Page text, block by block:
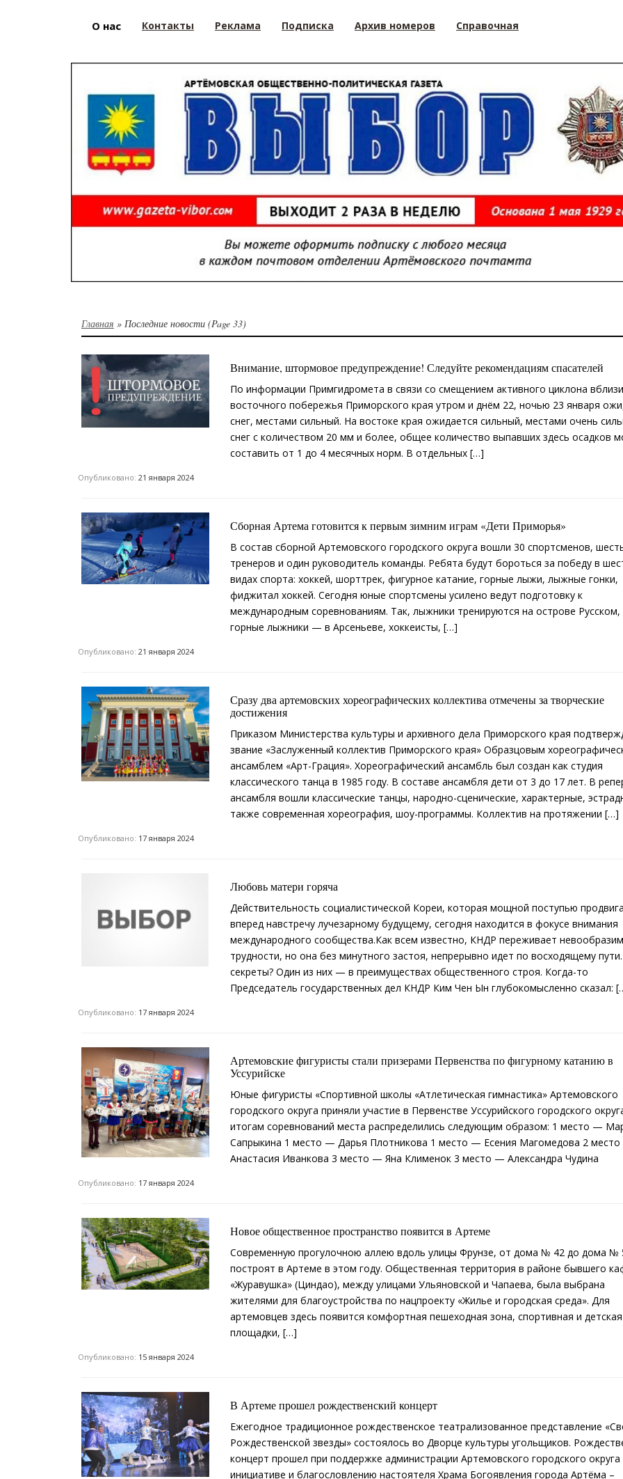
О нас Контакты Реклама Подписка Архив номеров Справочная
Главная » Последние новости (Page 33)
Внимание, штормовое предупреждение! Следуйте рекомендациям спасателей
По информации Примгидромета в связи со смещением активного циклона вблизи
восточного побережья Приморского края утром и днём 22, ночью 23 января
снег, местами сильный. На востоке края ожидается сильный, местами очень
снег с количеством 20 мм и более, общее количество выпавших здесь осадков
составить от 1 до 4 месячных норм. В отдельных […]
Опубликовано: 21 января 2024
Сборная Артема готовится к первым зимним играм «Дети Приморья»
В состав сборной Артемовского городского округа вошли 30 спортсменов,
тренеров и один руководитель команды. Ребята будут бороться за победу в
видах спорта: хоккей, шорттрек, фигурное катание, горные лыжи, лыжные гонки,
фиджитал хоккей. Сегодня юные спортсмены усилено ведут подготовку к
международным соревнованиям. Так, лыжники тренируются на острове Русском,
горные лыжники — в Арсеньеве, хоккеисты, […]
Опубликовано: 21 января 2024
Сразу два артемовских хореографических коллектива отмечены за творческие
достижения
Приказом Министерства культуры и архивного дела Приморского края
звание «Заслуженный коллектив Приморского края» Образцовым
ансамблем «Арт-Грация». Хореографический ансамбль был создан как студия
классического танца в 1985 году. В составе ансамбля дети от 3 до 17 лет. В
ансамбля вошли классические танцы, народно-сценические, характерные,
также современная хореография, шоу-программы. Коллектив на протяжении […]
Опубликовано: 17 января 2024
Любовь матери горяча
Действительность социалистической Кореи, которая мощной поступью
вперед навстречу лучезарному будущему, сегодня находится в фокусе внимания
международного сообщества.Как всем известно, КНДР переживает
трудности, но она без минутного застоя, непрерывно идет по восходящему
секреты? Один из них — в преимуществах общественного строя. Когда-то
Председатель государственных дел КНДР Ким Чен Ын глубокомысленно сказал:
Опубликовано: 17 января 2024
Артемовские фигуристы стали призерами Первенства по фигурному катанию в
Уссурийске
Юные фигуристы «Спортивной школы «Атлетическая гимнастика» Артемовского
городского округа приняли участие в Первенстве Уссурийского городского
итогам соревнований места распределились следующим образом: 1 место —
Сапрыкина 1 место — Дарья Плотникова 1 место — Есения Магомедова 2
Анастасия Иванкова 3 место — Яна Клименок 3 место — Александра Чудина
Опубликовано: 17 января 2024
Новое общественное пространство появится в Артеме
Современную прогулочною аллею вдоль улицы Фрунзе, от дома № 42 до дома №
построят в Артеме в этом году. Общественная территория в районе бывшего
«Журавушка» (Циндао), между улицами Ульяновской и Чапаева, была выбрана
жителями для благоустройства по нацпроекту «Жилье и городская среда». Для
артемовцев здесь появится комфортная пешеходная зона, спортивная и детская
площадки, […]
Опубликовано: 15 января 2024
В Артеме прошел рождественский концерт
Ежегодное традиционное рождественское театрализованное представление
Рождественской звезды» состоялось во Дворце культуры угольщиков.
концерт прошел при поддержке администрации Артемовского городского округа
инициативе и благословлению настоятеля Храма Богоявления города Артёма –